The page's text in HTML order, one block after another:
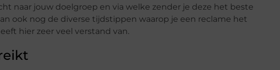
naar jouw doelgroep en via welke zender je deze het beste
ook nog de diverse tijdstippen waarop je een reclame het
hier zeer veel verstand van.